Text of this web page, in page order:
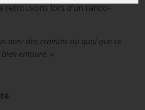
retrouvons lors d’un rando-
avez des craintes où quoi que ce
entouré. »